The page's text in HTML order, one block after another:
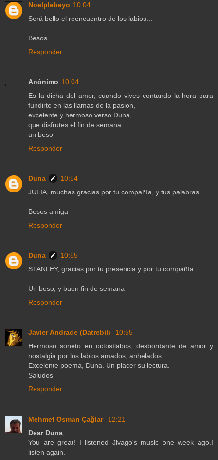
Noelplebeyo 10:04
Será bello el reencuentro de los labios...
Besos
Responder
Anónimo 10:04
Es la dicha del amor, cuando vives contando la hora para
fundirte en las llamas de la pasion,
excelente y hermoso verso Duna,
que disfrutes el fin de semana
un beso.
Responder
Duna
10:54
JULIA, muchas gracias por tu compañía, y tus palabras.
Besos amiga
Responder
Duna
10:55
STANLEY, gracias por tu presencia y por tu compañía.
Un beso, y buen fin de semana
Responder
Javier Andrade (Datrebil)
10:55
Hermoso soneto en octosílabos, desbordante de amor y
nostalgia por los labios amados, anhelados.
Excelente poema, Duna. Un placer su lectura.
Saludos.
Responder
Mehmet Osman Çağlar
12:21
Dear Duna
You are great! I listened Jivago's music one week ago.I
listen again.